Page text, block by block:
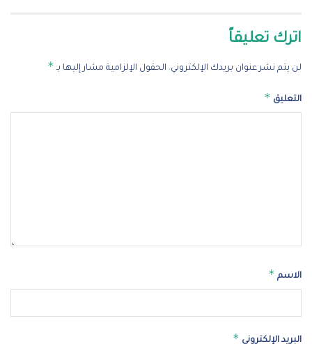
اترك تعليقاً
لن يتم نشر عنوان بريدك الإلكتروني. الحقول الإلزامية مشار إليها بـ *
التعليق *
الاسم *
البريد الإلكتروني *